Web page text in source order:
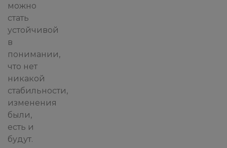
можно
стать
устойчивой
в
понимании,
что нет
никакой
стабильности,
изменения
были,
есть и
будут.